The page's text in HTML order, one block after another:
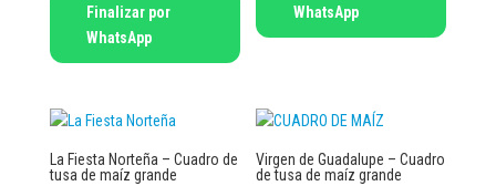
Finalizar por
WhatsApp
WhatsApp
La Fiesta Norteña – Cuadro de
tusa de maíz grande
Virgen de Guadalupe – Cuadro
de tusa de maíz grande